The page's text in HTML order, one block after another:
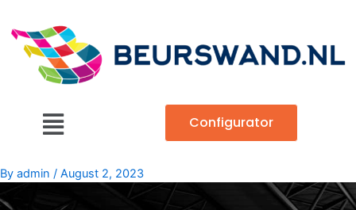
content
Main
Menu
Configurator
By admin / August 2, 2023